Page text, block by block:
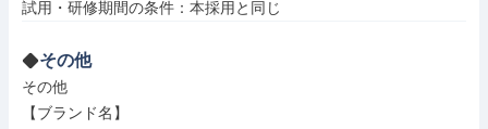
その他
その他
【ブランド名】